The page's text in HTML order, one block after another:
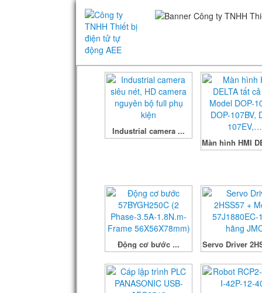
Industrial camera ...
Màn hình HMI
Động cơ bước ... Servo Driver